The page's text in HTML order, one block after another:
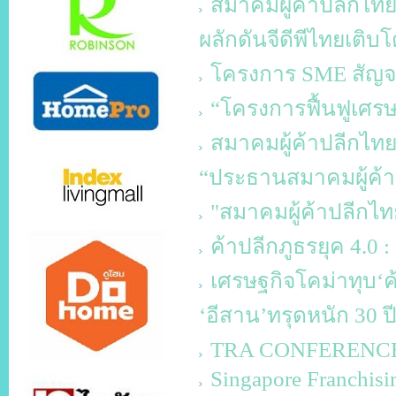
สมาคมผู้ค้าปลีกไท
ผลักดันจีดีพีไทยเติบ
โครงการ SME สัญ
“โครงการฟื้นฟูเศร
สมาคมผู้ค้าปลีกไท
“ประธานสมาคมผู้ค้
"สมาคมผู้ค้าปลีกไท
ค้าปลีกภูธรยุค 4.0 :
เศรษฐกิจโคม่าทุบ
‘อีสาน’ทรุดหนัก 30 ปี
TRA
Singapore